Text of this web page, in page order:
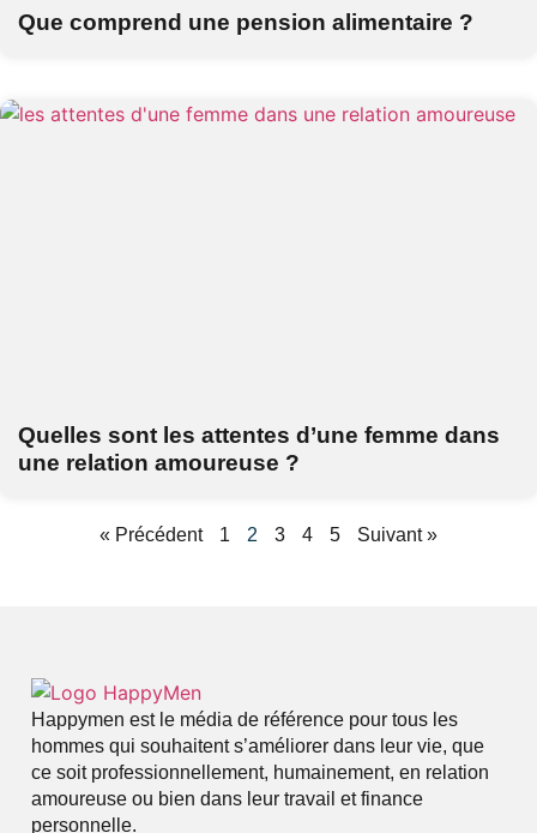
Que comprend une pension alimentaire ?
Quelles sont les attentes d’une femme dans
une relation amoureuse ?
« Précédent 1 2 3 4 5 Suivant »
Happymen est le média de référence pour tous les
hommes qui souhaitent s’améliorer dans leur vie, que
ce soit professionnellement, humainement, en relation
amoureuse ou bien dans leur travail et finance
personnelle.